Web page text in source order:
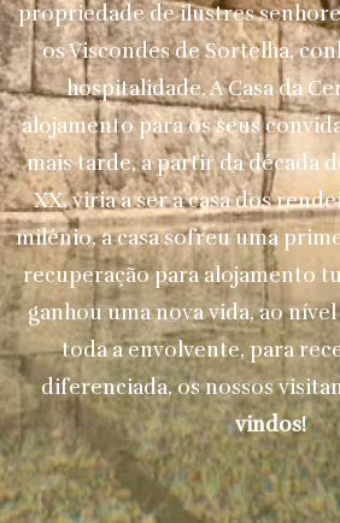
propriedade de ilustres
os Viscondes de Sortelha,
hospitalidade. A Casa da
alojamento para os seus
mais tarde, a partir da década
XX, viria a ser a casa dos
milénio, a casa sofreu uma
recuperação para alojamento
ganhou uma nova vida, ao
toda a envolvente, para
diferenciada, os nossos
vindos!